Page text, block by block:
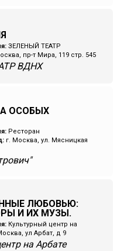
ЗЕЛЕНЫЙ ТЕАТР
пр-т Мира, 119 стр. 545
ВДНХ
ОСОБЫХ
Ресторан
г. Москва, ул. Мясницкая
ЛЮБОВЬЮ:
И ИХ МУЗЫ.
Культурный центр на
ул Арбат, д 9
на Арбате